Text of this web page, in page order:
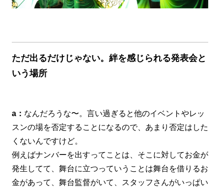
ただ出るだけじゃない。絆を感じられる発表会と
いう場所
a： なんだろうな〜。言い過ぎると他のイベントやレッ
スンの場を否定することになるので、あまり否定はした
くないんですけど。
例えばナンバーを出すってことは、そこに対してお金が
発生してて、舞台に立つっていうことは舞台を借りるお
金があって、舞台監督がいて、スタッフさんがいっぱい